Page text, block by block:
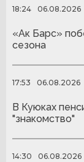
18:24 06.08.2026
«Ак Барс»
сезона
17:53 06.08.2026
В Куюках
"знакомство"
14:30 06.08.2026